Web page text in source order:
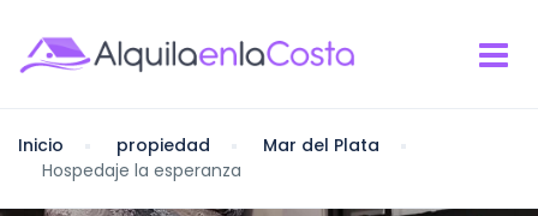
Inicio propiedad
Mar del Plata
Hospedaje la esperanza